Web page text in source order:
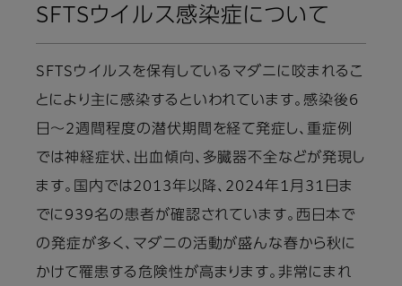
SFTSウイルス感染症について
SFTSウイルスを保有しているマダニに咬まれるこ
とにより主に感染するといわれています。感染後6
日～2週間程度の潜伏期間を経て発症し、重症例
では神経症状、出血傾向、多臓器不全などが発現し
ます。国内では2013年以降、2024年1月31日ま
でに939名の患者が確認されています。西日本で
の発症が多く、マダニの活動が盛んな春から秋に
かけて罹患する危険性が高まります。非常にまれ